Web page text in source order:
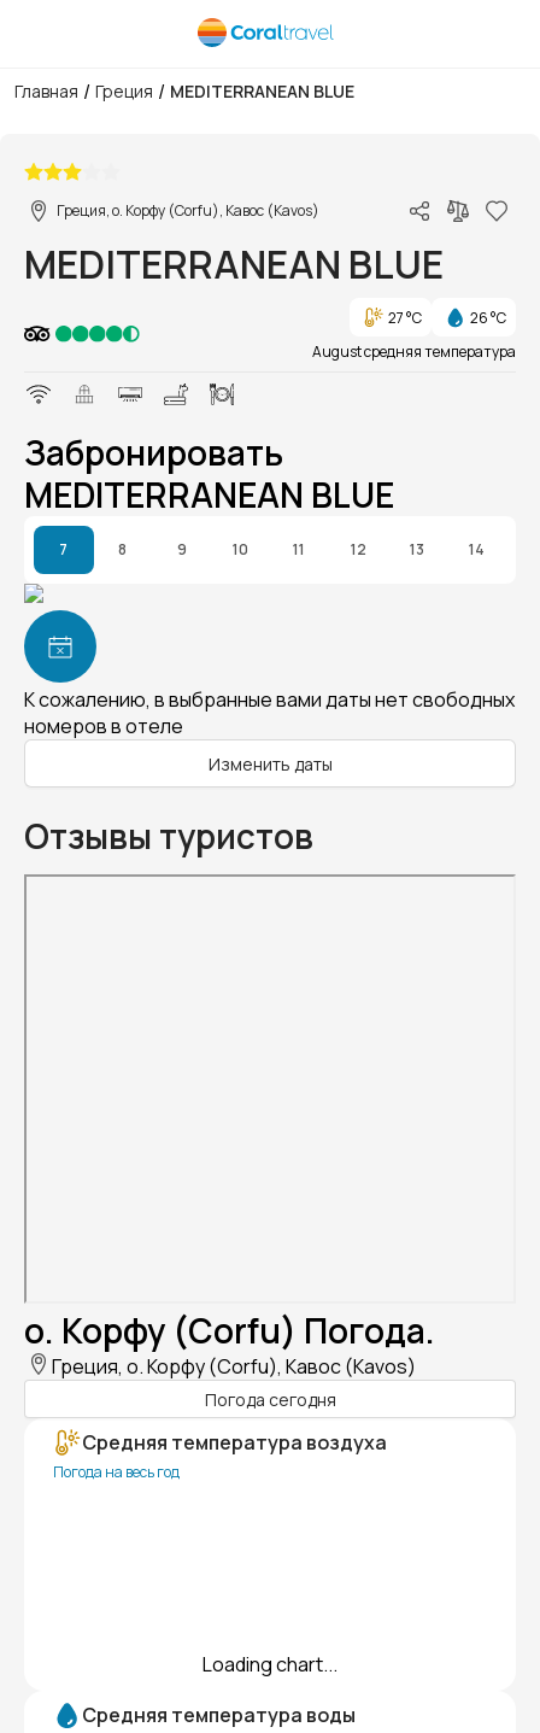
Главная / Греция / MEDITERRANEAN BLUE
Греция, о. Корфу (Corfu), Кавос (Kavos)
MEDITERRANEAN BLUE
27 °C
26 °C
August средняя температура
Забронировать
MEDITERRANEAN BLUE
7 8 9 10 11 12 13 14
К сожалению, в выбранные вами даты нет свободных
номеров в отеле
Изменить даты
Отзывы туристов
о. Корфу (Corfu) Погода.
Греция, о. Корфу (Corfu), Кавос (Kavos)
Погода сегодня
Средняя температура воздуха
Погода на весь год
Loading chart...
Средняя температура воды